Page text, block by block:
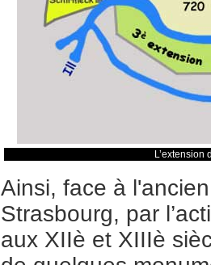
Ainsi, face à
Strasbourg, par
aux XIIè et XIIIè